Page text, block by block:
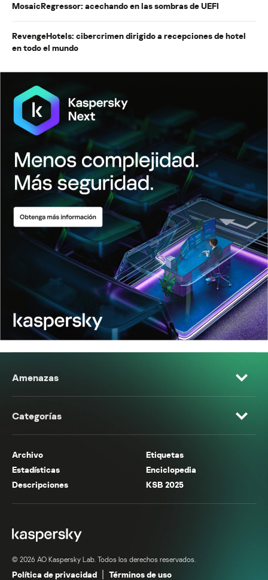
MosaicRegressor: acechando en las sombras de UEFI
RevengeHotels: cibercrimen dirigido a recepciones de hotel
en todo el mundo
Amenazas
Categorías
Archivo
Etiquetas
Estadísticas
Enciclopedia
Descripciones
KSB 2025
© 2026 AO Kaspersky Lab. Todos los derechos reservados.
Política de privacidad Términos de uso